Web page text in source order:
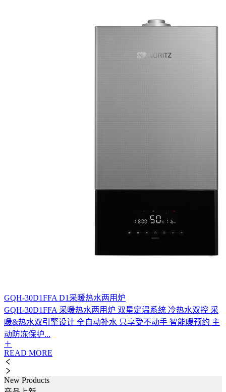
GQH-30D1FFA D1采暖热水两用炉
GQH-30D1FFA 采暖热水两用炉 双星定温系统 冷热水双控 采
暖&热水双引擎设计 全自动补水 只享受不动手 智能暖预约 主
动防冻保护...
READ MORE
New Products